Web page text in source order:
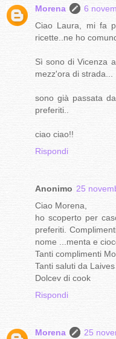
Morena
6
Ciao Laura, mi fa
ricette..ne ho
Sì sono di Vicenza
mezz'ora di strada...
sono già passata
preferiti..
ciao ciao!!
Rispondi
Anonimo 25
Ciao Morena,
ho scoperto per
preferiti.
nome ...menta e
Tanti complimenti
Tanti saluti da
Dolcev di cook
Rispondi
Morena
25